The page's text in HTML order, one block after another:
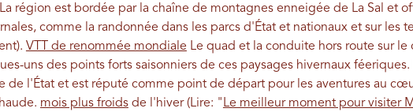
région est bordée par la chaîne de montagnes enneigée de La Sal et
comme la randonnée dans les parcs d'État et nationaux et sur les
VTT de renommée mondiale Le quad et la conduite hors route sur
uns des points forts saisonniers de ces paysages hivernaux
de l'État et est réputé comme point de départ pour les aventures au
mois plus froidsde l'hiver(Lire: " Le meilleur moment pour visiter